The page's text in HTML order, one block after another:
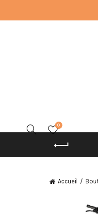
0
Accueil